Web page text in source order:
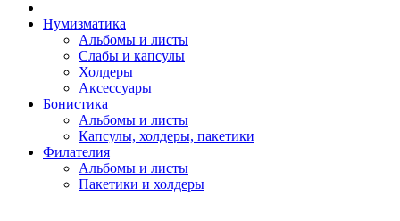
Нумизматика
Альбомы и листы
Слабы и капсулы
Холдеры
Аксессуары
Бонистика
Альбомы и листы
Капсулы, холдеры, пакетики
Филателия
Альбомы и листы
Пакетики и холдеры